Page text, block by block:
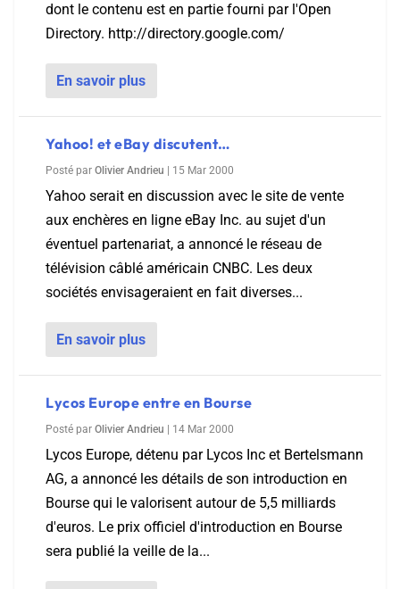
dont le contenu est en partie fourni par l'Open
Directory. http://directory.google.com/
En savoir plus
Yahoo! et eBay discutent…
Posté par Olivier Andrieu 15 Mar 2000
Yahoo serait en discussion avec le site de vente
aux enchères en ligne eBay Inc. au sujet d'un
éventuel partenariat, a annoncé le réseau de
télévision câblé américain CNBC. Les deux
sociétés envisageraient en fait diverses...
En savoir plus
Lycos Europe entre en Bourse
Posté par Olivier Andrieu 14 Mar 2000
Lycos Europe, détenu par Lycos Inc et Bertelsmann
AG, a annoncé les détails de son introduction en
Bourse qui le valorisent autour de 5,5 milliards
d'euros. Le prix officiel d'introduction en Bourse
sera publié la veille de la...